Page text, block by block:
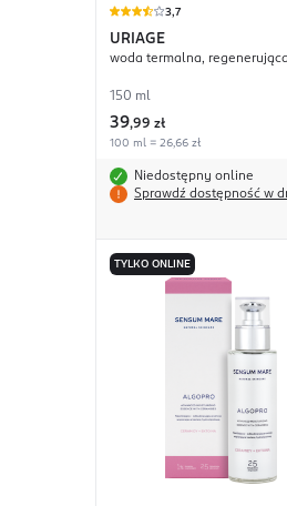
3,7
URIAGE
woda termalna, regenerująca
150 ml
39,99 zł
100 ml = 26,66 zł
Niedostępny online
Sprawdź dostępność w
TYLKO ONLINE